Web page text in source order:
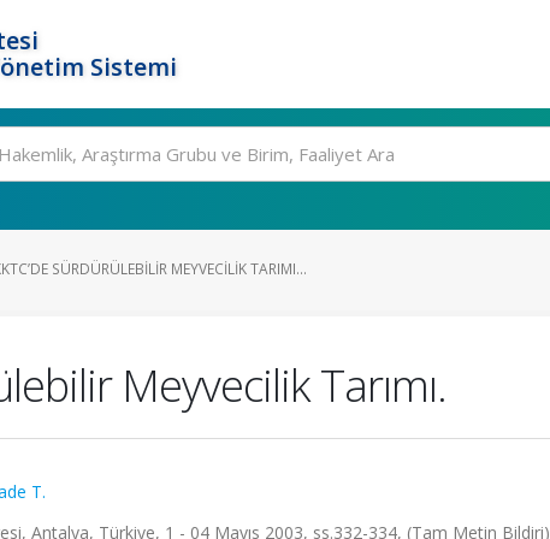
Sistemi
SÜRDÜRÜLEBILIR MEYVECILIK TARIMI...
Meyvecilik Tarımı.
T.
Antalya, Türkiye, 1 - 04 Mayıs 2003, ss.332-334, (Tam Metin Bildiri)